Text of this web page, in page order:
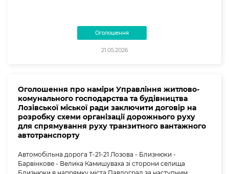
Оголошення
21.05.2026
Оголошення про наміри Управління житлово-
комунального господарства та будівництва
Лозівської міської ради заключити договір на
розробку схеми організації дорожнього руху
для спрямування руху транзитного вантажного
автотранспорту
Автомобільна дорога Т-21-21 Лозова - Близнюки -
Барвінкове - Велика Камишуваха зі сторони селища